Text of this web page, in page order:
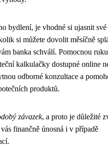
bydlení, je vhodné si ujasnit své
si můžete dovolit měsíčně
banka schválí. Pomocnou
kalkulačky dostupné online
odborné konzultace a
produktů.
závazek, a proto je důležité
finančně únosná i v případě